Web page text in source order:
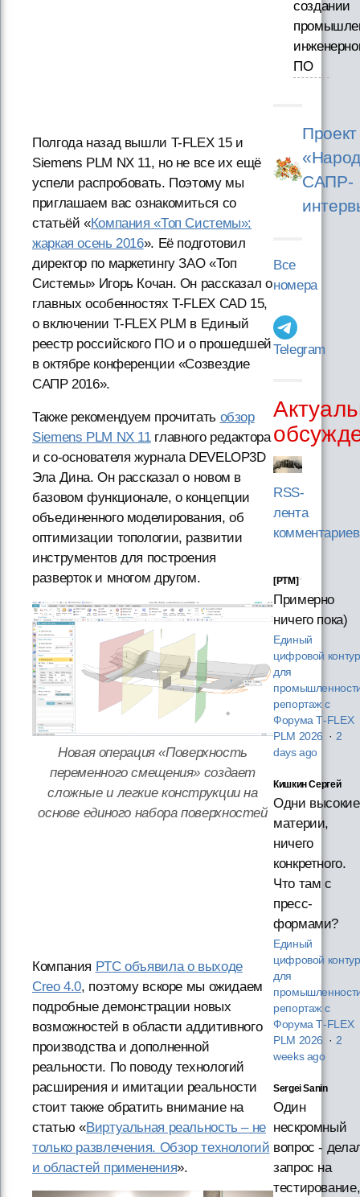
Полгода назад вышли T-FLEX 15 и
Siemens PLM NX 11, но не все их ещё
успели распробовать. Поэтому мы
приглашаем вас ознакомиться со
статьёй «Компания «Топ Системы»:
жаркая осень 2016». Её подготовил
директор по маркетингу ЗАО «Топ
Системы» Игорь Кочан. Он рассказал о
главных особенностях T-FLEX CAD 15,
о включении T-FLEX PLM в Единый
реестр российского ПО и о прошедшей
в октябре конференции «Созвездие
САПР 2016».
Также рекомендуем прочитать обзор
Siemens PLM NX 11главного редактора
и со-основателя журнала DEVELOP3D
Эла Дина. Он рассказал о новом в
базовом функционале, о концепции
объединенного моделирования, об
оптимизации топологии, развитии
инструментов для построения
разверток и многом другом.
Новая операция «Поверхность
переменного смещения» создает
сложные и легкие конструкции на
основе единого набора поверхностей
Компания PTC объявила о выходе
Creo 4.0, поэтому вскоре мы ожидаем
подробные демонстрации новых
возможностей в области аддитивного
производства и дополненной
реальности. По поводу технологий
расширения и имитации реальности
стоит также обратить внимание на
статью «Виртуальная реальность – не
только развлечения. Обзор технологий
и областей применения».
создании
ПО
Проект
САПР-
Все
номера
Telegram
RSS-
лента
комментариев
[PTM]
Примерно
ничего пока)
Единый
цифровой контур
для
репортаж с
Форума T‑FLEX
PLM 2026 · 2
days ago
Кишкин Сергей
Одни высокие
материи,
ничего
конкретного.
Что там с
пресс-
формами?
Единый
цифровой контур
для
репортаж с
Форума T‑FLEX
PLM 2026 · 2
weeks ago
Sergei Sanin
Один
нескромный
вопрос -
запрос на
тестирование,